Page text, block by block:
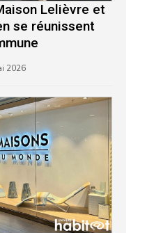
Lelièvre et
se réunissent
2026